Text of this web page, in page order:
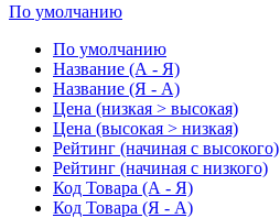
По умолчанию
По умолчанию
Название (А - Я)
Название (Я - А)
Цена (низкая > высокая)
Цена (высокая > низкая)
Рейтинг (начиная с высокого)
Рейтинг (начиная с низкого)
Код Товара (А - Я)
Код Товара (Я - А)